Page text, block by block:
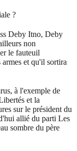
?
Deby Itno, Deby
non
le fauteuil
et qu'il sortira
à l'exemple de
et la
sur le président du
allié du parti Les
sombre du père